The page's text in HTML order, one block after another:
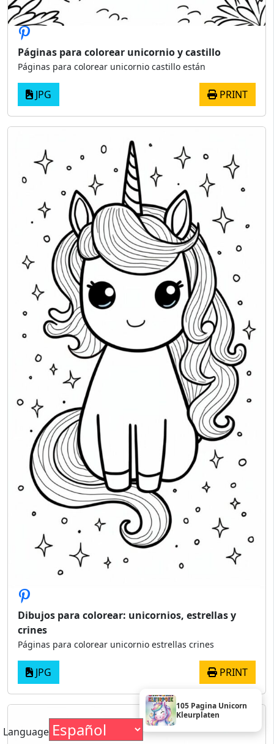
105 Pagina Unicorn
Kleurplaten
Páginas para colorear unicornio y castillo
Páginas para colorear unicornio castillo están
JPG PRINT
Dibujos para colorear: unicornios, estrellas y
crines
Páginas para colorear unicornio estrellas crines
JPG PRINT
Language